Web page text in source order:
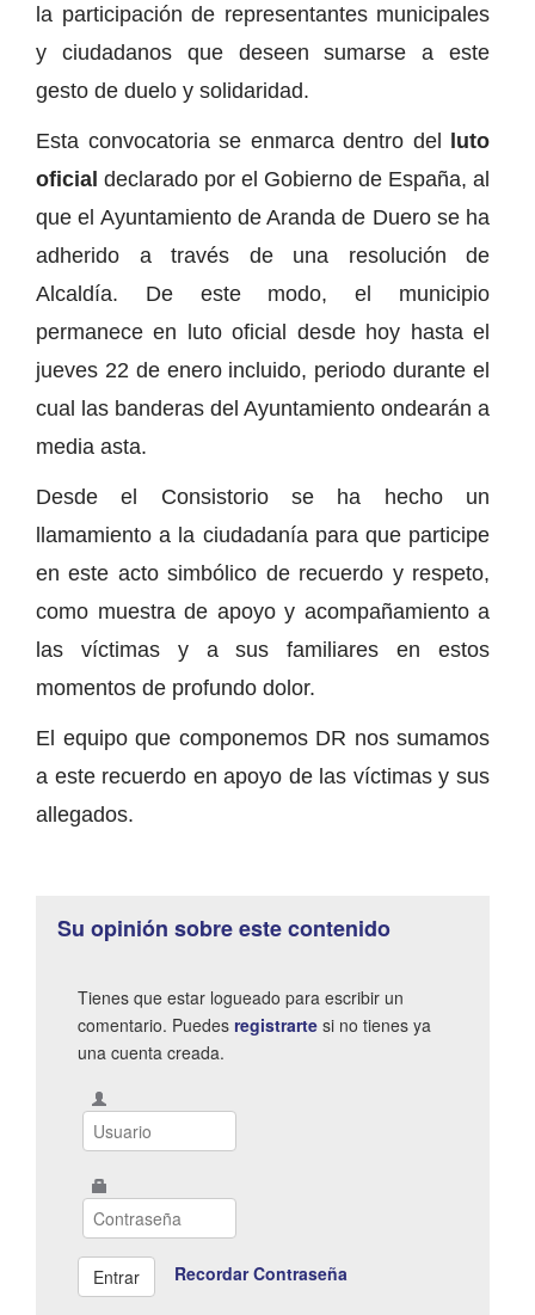
la participación de representantes municipales
y ciudadanos que deseen sumarse a este
gesto de duelo y solidaridad.
Esta convocatoria se enmarca dentro del luto
oficial declarado por el Gobierno de España, al
que el Ayuntamiento de Aranda de Duero se ha
adherido a través de una resolución de
Alcaldía. De este modo, el municipio
permanece en luto oficial desde hoy hasta el
jueves 22 de enero incluido, periodo durante el
cual las banderas del Ayuntamiento ondearán a
media asta.
Desde el Consistorio se ha hecho un
llamamiento a la ciudadanía para que participe
en este acto simbólico de recuerdo y respeto,
como muestra de apoyo y acompañamiento a
las víctimas y a sus familiares en estos
momentos de profundo dolor.
El equipo que componemos DR nos sumamos
a este recuerdo en apoyo de las víctimas y sus
allegados.
Su opinión sobre este contenido
Tienes que estar logueado para escribir un
comentario. Puedes registrarte si no tienes ya
una cuenta creada.
Recordar Contraseña